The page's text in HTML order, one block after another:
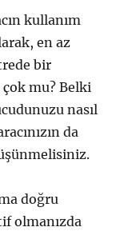
kullanım
en az
bir
mu? Belki
nasıl
da
doğru
olmanızda